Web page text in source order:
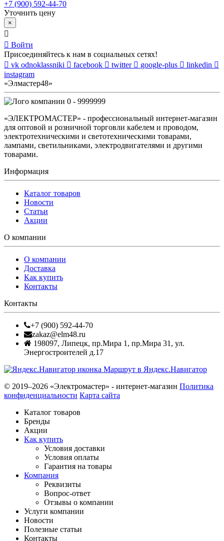
+7 (900) 592-44-70
Уточнить цену
×
Войти
Присоединяйтесь к нам в социальных сетях!
vk odnoklassniki facebook twitter google-plus
linkedin
instagram
«Элмастер48»
0 - 9999999
«ЭЛЕКТРОМАСТЕР» - профессиональный интернет-магазин
для оптовой и розничной торговли кабелем и проводом,
электротехническими и светотехническими товарами,
лампами, светильниками, электродвигателями и другими
товарами.
Информация
Каталог товаров
Новости
Статьи
Акции
О компании
О компании
Доставка
Как купить
Контакты
Контакты
+7 (900) 592-44-70
zakaz@elm48.ru
198097, Липецк, пр.Мира 1, пр.Мира 31, ул.
Энергостроителей д.17
Маршрут в Яндекс.Навигатор
© 2019–2026 «Электромастер» - интернет-магазин Политика
конфиденциальности Карта сайта
Каталог товаров
Бренды
Акции
Как купить
Условия доставки
Условия оплаты
Гарантия на товары
Компания
Реквизиты
Вопрос-ответ
Отзывы о компании
Услуги компании
Новости
Полезные статьи
Контакты